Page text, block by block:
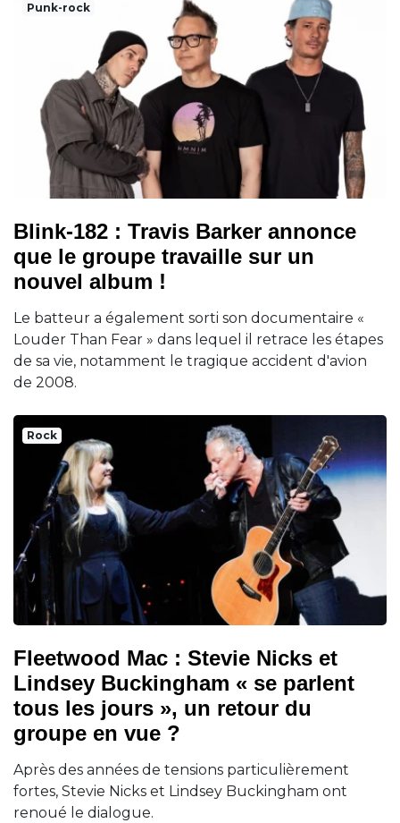
Punk-rock
Blink-182 : Travis Barker annonce
que le groupe travaille sur un
nouvel album !
Le batteur a également sorti son documentaire «
Louder Than Fear » dans lequel il retrace les étapes
de sa vie, notamment le tragique accident d'avion
de 2008.
Rock
Fleetwood Mac : Stevie Nicks et
Lindsey Buckingham « se parlent
tous les jours », un retour du
groupe en vue ?
Après des années de tensions particulièrement
fortes, Stevie Nicks et Lindsey Buckingham ont
renoué le dialogue.